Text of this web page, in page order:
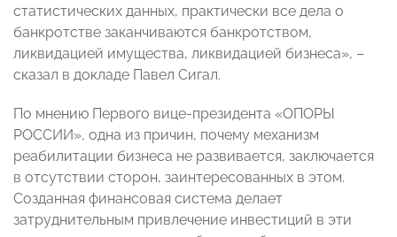
статистических данных, практически все дела о
банкротстве заканчиваются банкротством,
ликвидацией имущества, ликвидацией бизнеса», –
сказал в докладе Павел Сигал.
По мнению Первого вице-президента «ОПОРЫ
РОССИИ», одна из причин, почему механизм
реабилитации бизнеса не развивается, заключается
в отсутствии сторон, заинтересованных в этом.
Созданная финансовая система делает
затруднительным привлечение инвестиций в эти